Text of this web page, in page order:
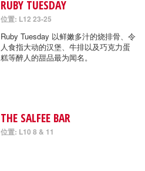
RUBY TUESDAY
位置: L12 23-25
Ruby Tuesday 以鲜嫩多汁的烧排骨、令
人食指大动的汉堡、牛排以及巧克力蛋
糕等醉人的甜品最为闻名。
THE SALFEE BAR
位置: L10 8 & 11